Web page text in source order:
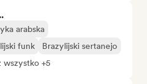
arabska
funk
Brazylijski sertanejo
wszystko +5